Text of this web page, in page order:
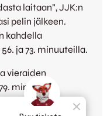
laitaan”, JJK:n
pelin jälkeen.
kahdella
ja 73. minuuteilla.
vieraiden
minuutilta
maalin